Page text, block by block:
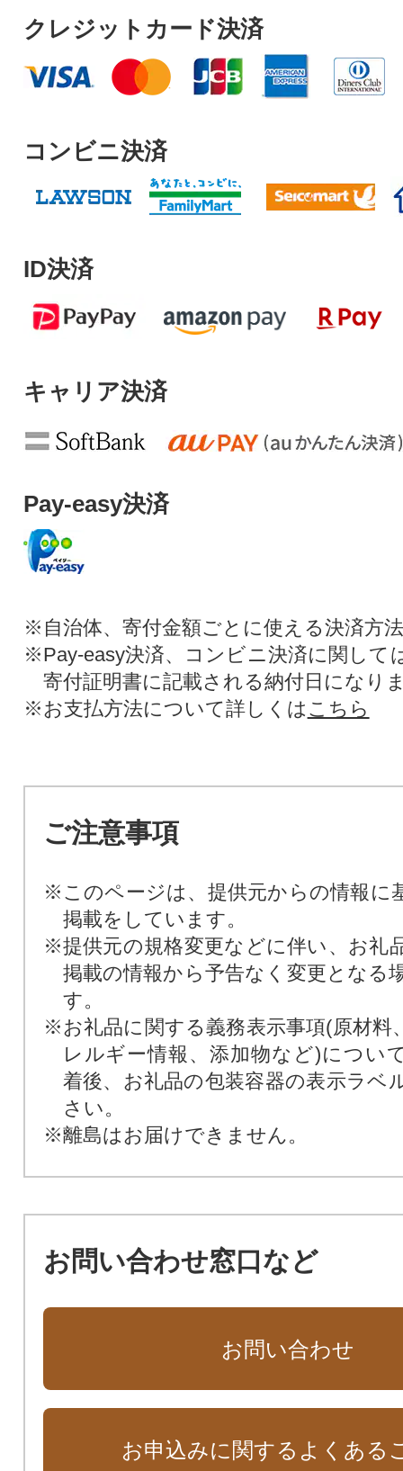
クレジットカード決済
コンビニ決済
ID決済
キャリア決済
Pay-easy決済
※自治体、寄付金額ごとに使える決済方
※Pay-easy決済、コンビニ決済に関して
寄付証明書に記載される納付日になり
※お支払方法について詳しくは こちら
ご注意事項
※このページは、提供元からの情報に
掲載をしています。
※提供元の規格変更などに伴い、お礼
掲載の情報から予告なく変更となる
す。
※お礼品に関する義務表示事項(原材料
レルギー情報、添加物など)につい
着後、お礼品の包装容器の表示ラベ
さい。
※離島はお届けできません。
お問い合わせ窓口など
お問い合わせ
お申込みに関するよくある